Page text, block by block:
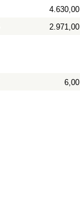
4.630,00
2.971,00
6,00